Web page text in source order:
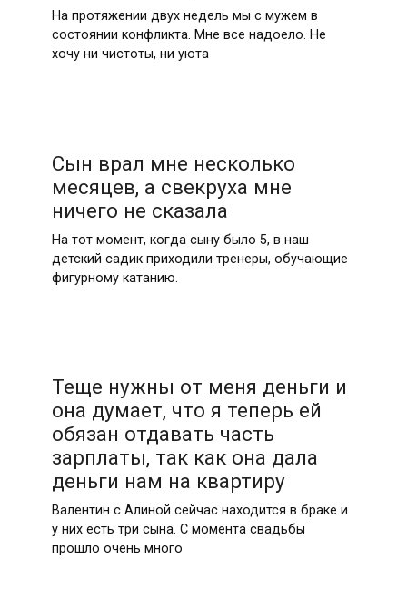
На протяжении двух недель мы с мужем в
состоянии конфликта. Мне все надоело. Не
хочу ни чистоты, ни уюта
Сын врал мне несколько
месяцев, а свекруха мне
ничего не сказала
На тот момент, когда сыну было 5, в наш
детский садик приходили тренеры, обучающие
фигурному катанию.
Теще нужны от меня деньги и
она думает, что я теперь ей
обязан отдавать часть
зарплаты, так как она дала
деньги нам на квартиру
Валентин с Алиной сейчас находится в браке и
у них есть три сына. С момента свадьбы
прошло очень много